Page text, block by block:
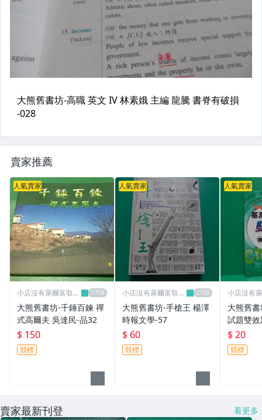
賣家推薦
人氣賣家
小店沒有萊爾富取
大熊舊書坊-千錘百鍊 禪
式高爾夫 吳達民-品32
$ 150
競標
人氣賣家
小店沒有萊爾富取
大熊舊書坊-手槍王 楊澤
時報文學-57
$ 60
競標
人氣賣家
小店沒有
大熊舊書坊- 基
試題雙
版-4
$ 20
競標
賣家最新刊登 看更多